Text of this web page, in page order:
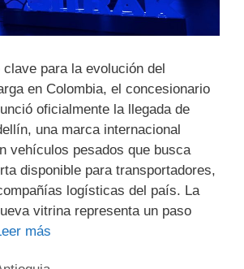
clave para la evolución del
en Colombia, el concesionario
oficialmente la llegada de
una marca internacional
vehículos pesados que busca
disponible para transportadores,
logísticas del país. La
vitrina representa un paso
más